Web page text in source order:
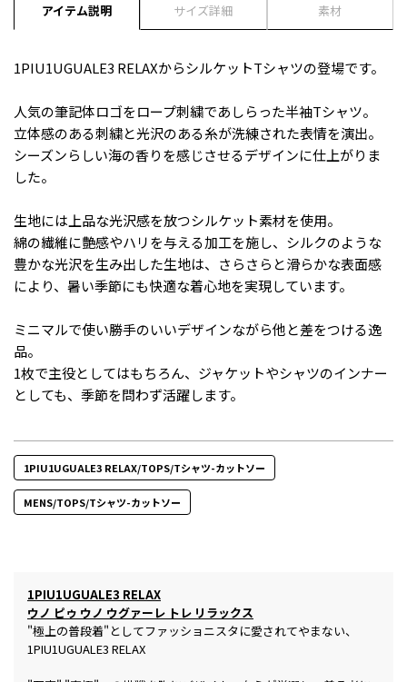
アイテム説明 サイズ詳細 素材
1PIU1UGUALE3 RELAXからシルケットTシャツの登場です。
人気の筆記体ロゴをロープ刺繍であしらった半袖Tシャツ。
立体感のある刺繍と光沢のある糸が洗練された表情を演出。
シーズンらしい海の香りを感じさせるデザインに仕上がりま
した。
生地には上品な光沢感を放つシルケット素材を使用。
綿の繊維に艶感やハリを与える加工を施し、シルクのような
豊かな光沢を生み出した生地は、さらさらと滑らかな表面感
により、暑い季節にも快適な着心地を実現しています。
ミニマルで使い勝手のいいデザインながら他と差をつける逸
品。
1枚で主役としてはもちろん、ジャケットやシャツのインナー
としても、季節を問わず活躍します。
1PIU1UGUALE3 RELAX/TOPS/Tシャツ-カットソー
MENS/TOPS/Tシャツ-カットソー
1PIU1UGUALE3 RELAX
ウノ ピゥ ウノ ウグァーレ トレ リラックス
"極上の普段着"としてファッショニスタに愛されてやまない、
1PIU1UGUALE3 RELAX